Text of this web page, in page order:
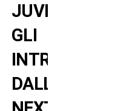
JUVENTUS:
GLI
INTROITI
DALLA